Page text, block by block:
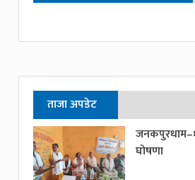
ताजा अपडेट
घोषणा